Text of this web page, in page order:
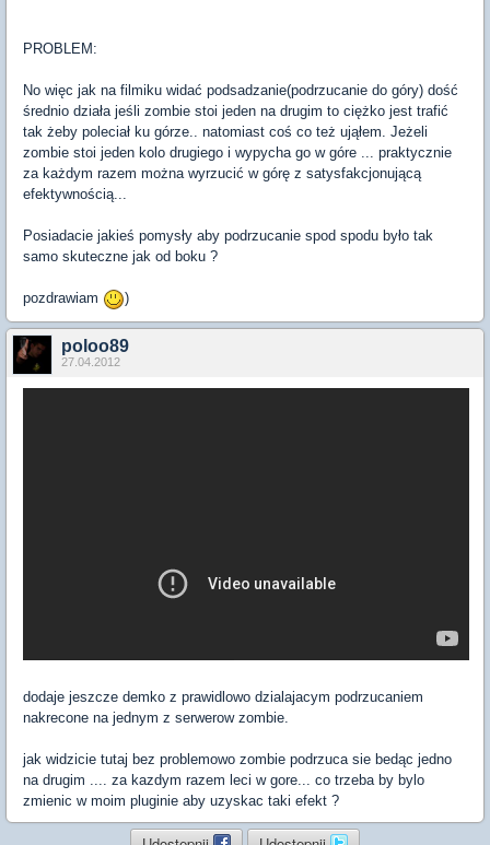
PROBLEM:
No więc jak na filmiku widać podsadzanie(podrzucanie do góry) dość
średnio działa jeśli zombie stoi jeden na drugim to ciężko jest trafić
tak żeby poleciał ku górze.. natomiast coś co też ująłem. Jeżeli
zombie stoi jeden kolo drugiego i wypycha go w góre ... praktycznie
za każdym razem można wyrzucić w górę z satysfakcjonującą
efektywnością...
Posiadacie jakieś pomysły aby podrzucanie spod spodu było tak
samo skuteczne jak od boku ?
pozdrawiam )
poloo89
27.04.2012
dodaje jeszcze demko z prawidlowo dzialajacym podrzucaniem
nakrecone na jednym z serwerow zombie.
jak widzicie tutaj bez problemowo zombie podrzuca sie bedąc jedno
na drugim .... za kazdym razem leci w gore... co trzeba by bylo
zmienic w moim pluginie aby uzyskac taki efekt ?